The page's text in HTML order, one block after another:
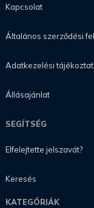
Kapcsolat
Általános szerződési
Adatkezelési
Állásajánlat
SEGÍTSÉG
Elfelejtette jelszavát?
Keresés
KATEGÓRIÁK